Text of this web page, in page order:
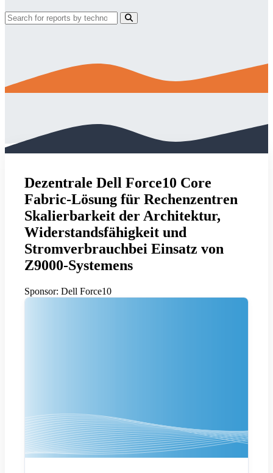
Dezentrale Dell Force10 Core
Fabric-Lösung für Rechenzentren
Skalierbarkeit der Architektur,
Widerstandsfähigkeit und
Stromverbrauchbei Einsatz von
Z9000-Systemens
Sponsor: Dell Force10